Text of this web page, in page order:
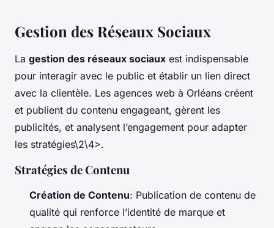
Gestion des Réseaux Sociaux
La gestion des réseaux sociaux est indispensable
pour interagir avec le public et établir un lien direct
avec la clientèle. Les agences web à Orléans créent
et publient du contenu engageant, gèrent les
publicités, et analysent l’engagement pour adapter
les stratégies\2\4>.
Stratégies de Contenu
Création de Contenu: Publication de contenu de
qualité qui renforce l’identité de marque et